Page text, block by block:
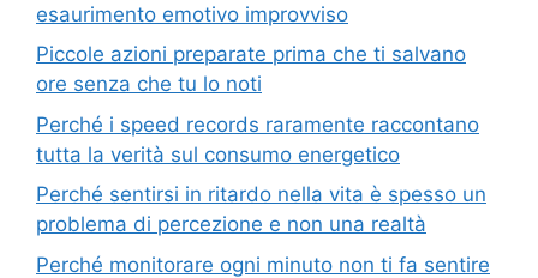
esaurimento emotivo improvviso
Piccole azioni preparate prima che ti salvano
ore senza che tu lo noti
Perché i speed records raramente raccontano
tutta la verità sul consumo energetico
Perché sentirsi in ritardo nella vita è spesso un
problema di percezione e non una realtà
Perché monitorare ogni minuto non ti fa sentire